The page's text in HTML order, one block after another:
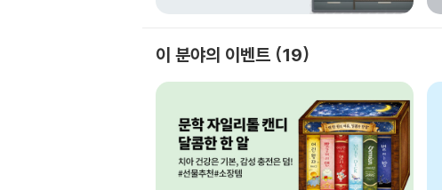
이 분야의 이벤트 19